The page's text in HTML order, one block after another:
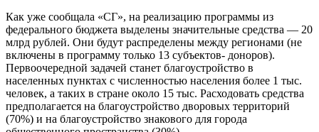
Как уже сообщала «СГ», на реализацию программы из
федерального бюджета выделены значительные средства — 20
млрд рублей. Они будут распределены между регионами (не
включены в программу только 13 субъектов- доноров).
Первоочередной задачей станет благоустройство в
населенных пунктах с численностью населения более 1 тыс.
человек, а таких в стране около 15 тыс. Расходовать средства
предполагается на благоустройство дворовых территорий
(70%) и на благоустройство знакового для города